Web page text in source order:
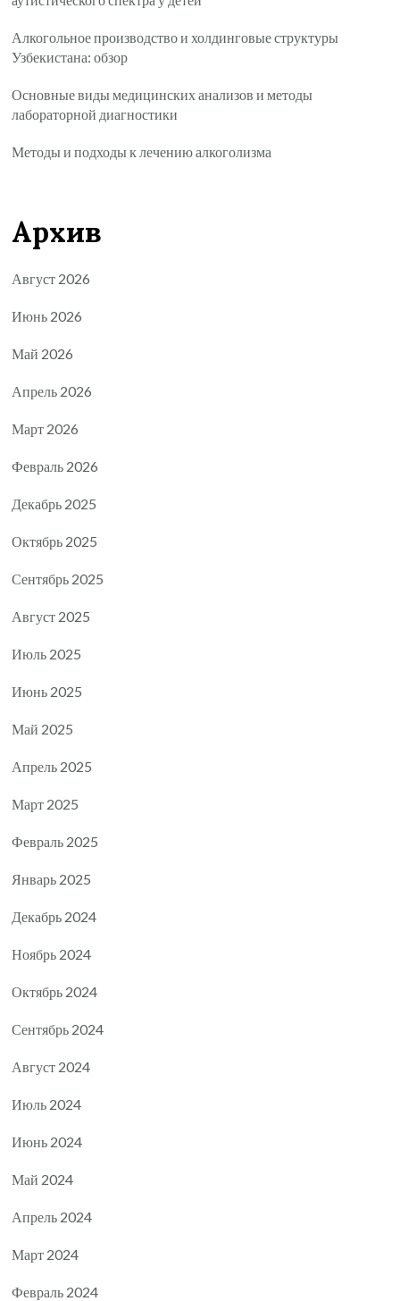
Алкогольное производство и холдинговые структуры
Узбекистана: обзор
Основные виды медицинских анализов и методы
лабораторной диагностики
Методы и подходы к лечению алкоголизма
Архив
Август 2026
Июнь 2026
Май 2026
Апрель 2026
Март 2026
Февраль 2026
Декабрь 2025
Октябрь 2025
Сентябрь 2025
Август 2025
Июль 2025
Июнь 2025
Май 2025
Апрель 2025
Март 2025
Февраль 2025
Январь 2025
Декабрь 2024
Ноябрь 2024
Октябрь 2024
Сентябрь 2024
Август 2024
Июль 2024
Июнь 2024
Май 2024
Апрель 2024
Март 2024
Февраль 2024